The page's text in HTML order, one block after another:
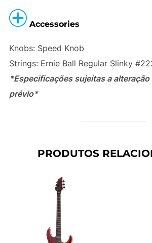
Accessories
Knobs: Speed Knob
Strings: Ernie Ball Regular Slinky
*Especificações sujeitas a alteração
prévio*
PRODUTOS